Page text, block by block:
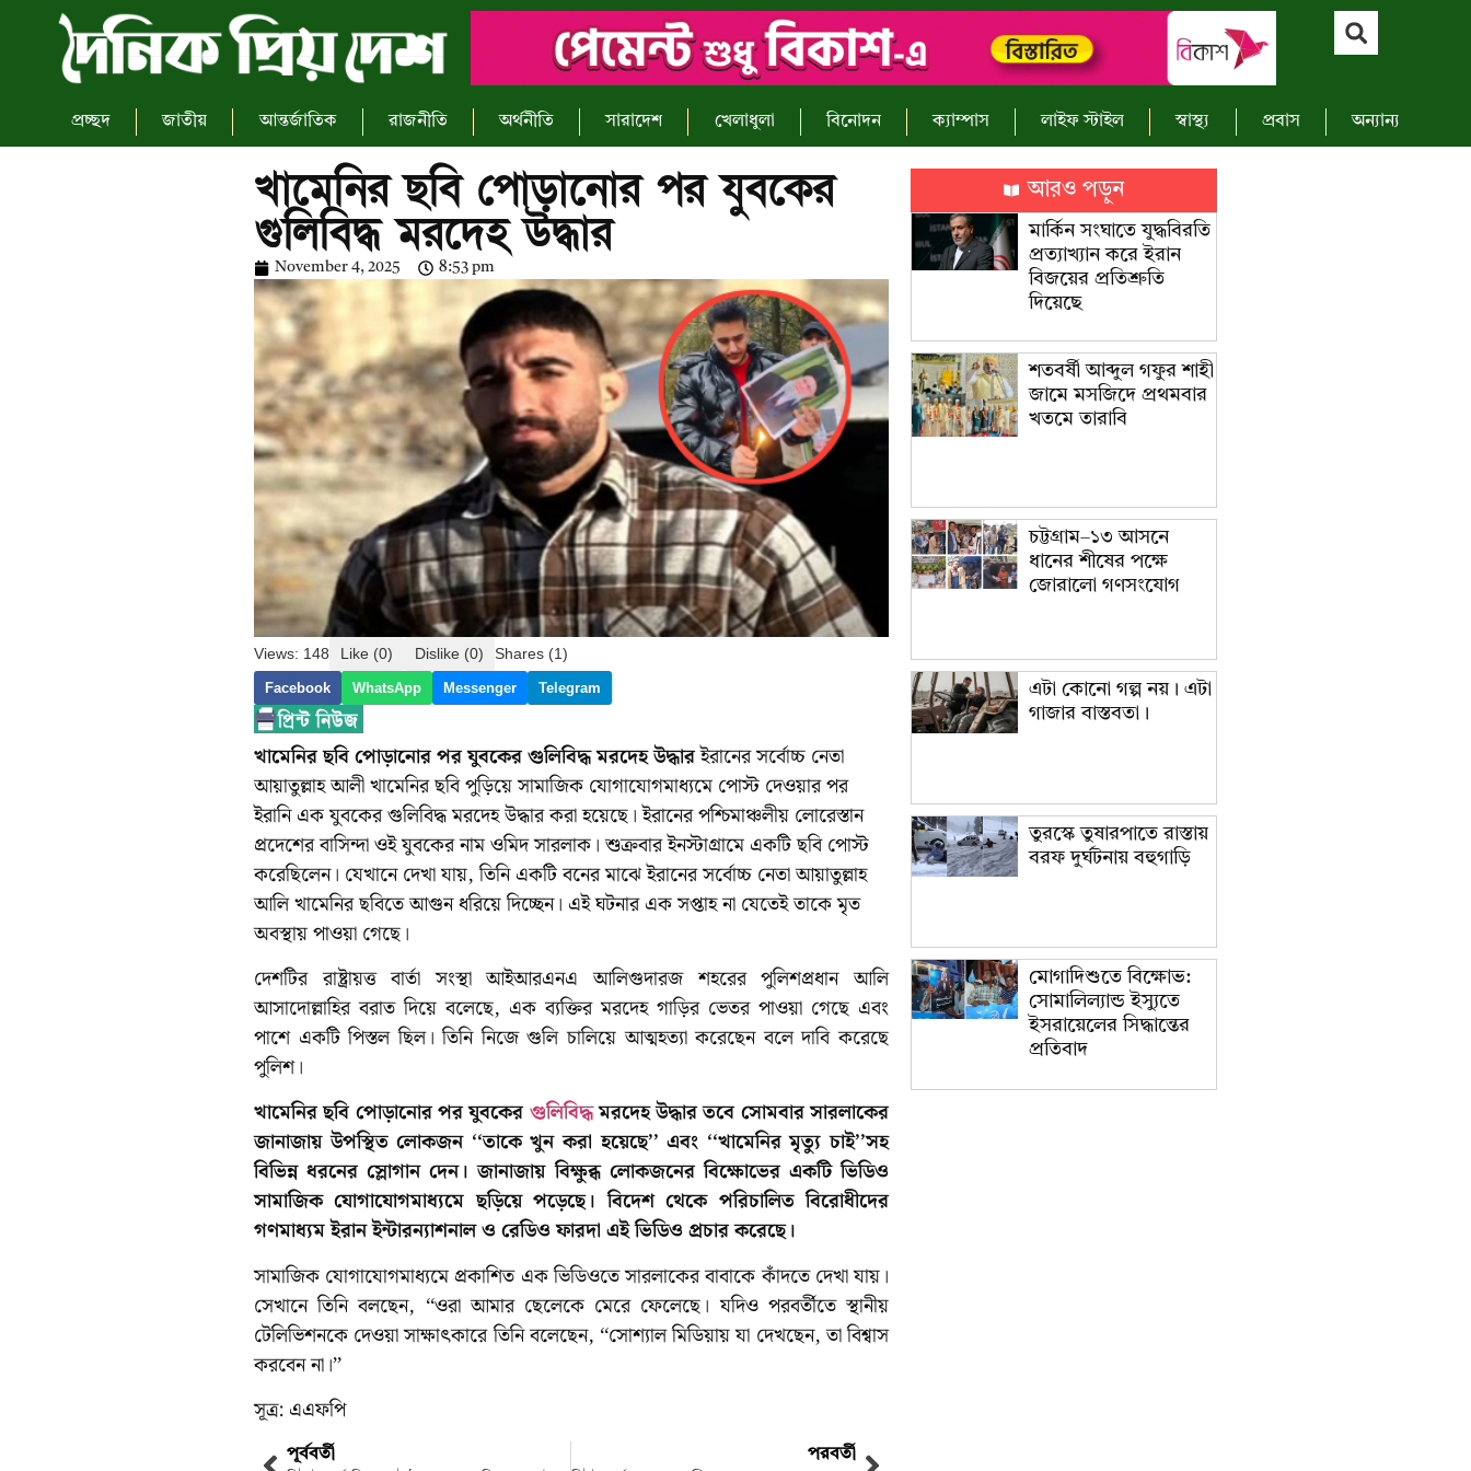
প্রচ্ছদ জাতীয় আন্তর্জাতিক রাজনীতি অর্থনীতি সারাদেশ খেলাধুলা বিনোদন ক্যাম্পাস লাইফ স্টাইল স্বাস্থ্য প্রবাস অন্যান্য
খামেনির ছবি পোড়ানোর পর যুবকের
গুলিবিদ্ধ মরদেহ উদ্ধার
November 4, 2025 8:53 pm
Views: 148 Like (0) Dislike (0) Shares (1)
Facebook WhatsApp Messenger Telegram
খামেনির ছবি পোড়ানোর পর যুবকের গুলিবিদ্ধ মরদেহ উদ্ধারইরানের সর্বোচ্চ নেতা
আয়াতুল্লাহ আলী খামেনির ছবি পুড়িয়ে সামাজিক যোগাযোগমাধ্যমে পোস্ট দেওয়ার পর
ইরানি এক যুবকের গুলিবিদ্ধ মরদেহ উদ্ধার করা হয়েছে। ইরানের পশ্চিমাঞ্চলীয় লোরেস্তান
প্রদেশের বাসিন্দা ওই যুবকের নাম ওমিদ সারলাক। শুক্রবার ইনস্টাগ্রামে একটি ছবি পোস্ট
করেছিলেন। যেখানে দেখা যায়, তিনি একটি বনের মাঝে ইরানের সর্বোচ্চ নেতা আয়াতুল্লাহ
আলি খামেনির ছবিতে আগুন ধরিয়ে দিচ্ছেন। এই ঘটনার এক সপ্তাহ না যেতেই তাকে মৃত
অবস্থায় পাওয়া গেছে।
দেশটির রাষ্ট্রায়ত্ত বার্তা সংস্থা আইআরএনএ আলিগুদারজ শহরের পুলিশপ্রধান আলি
আসাদোল্লাহির বরাত দিয়ে বলেছে, এক ব্যক্তির মরদেহ গাড়ির ভেতর পাওয়া গেছে এবং
পাশে একটি পিস্তল ছিল। তিনি নিজে গুলি চালিয়ে আত্মহত্যা করেছেন বলে দাবি করেছে
পুলিশ।
খামেনির ছবি পোড়ানোর পর যুবকেরগুলিবিদ্ধমরদেহ উদ্ধার তবে সোমবার সারলাকের
জানাজায় উপস্থিত লোকজন ‌‘‘তাকে খুন করা হয়েছে’’ এবং ‘‘খামেনির মৃত্যু চাই’’সহ
বিভিন্ন ধরনের স্লোগান দেন। জানাজায় বিক্ষুব্ধ লোকজনের বিক্ষোভের একটি ভিডিও
সামাজিক যোগাযোগমাধ্যমে ছড়িয়ে পড়েছে। বিদেশ থেকে পরিচালিত বিরোধীদের
গণমাধ্যম ইরান ইন্টারন্যাশনাল ও রেডিও ফারদা এই ভিডিও প্রচার করেছে।
সামাজিক যোগাযোগমাধ্যমে প্রকাশিত এক ভিডিওতে সারলাকের বাবাকে কাঁদতে দেখা যায়।
সেখানে তিনি বলছেন, ‘‘ওরা আমার ছেলেকে মেরে ফেলেছে। যদিও পরবর্তীতে স্থানীয়
টেলিভিশনকে দেওয়া সাক্ষাৎকারে তিনি বলেছেন, ‘‘সোশ্যাল মিডিয়ায় যা দেখছেন, তা বিশ্বাস
করবেন না।’’
সূত্র: এএফপি
পূর্ববর্তী পরবর্তী
আরও পড়ুন
মার্কিন সংঘাতে যুদ্ধবিরতি
প্রত্যাখ্যান করে ইরান
বিজয়ের প্রতিশ্রুতি
দিয়েছে
শতবর্ষী আব্দুল গফুর শাহী
জামে মসজিদে প্রথমবার
খতমে তারাবি
চট্টগ্রাম–১৩ আসনে
ধানের শীষের পক্ষে
জোরালো গণসংযোগ
এটা কোনো গল্প নয়। এটা
গাজার বাস্তবতা।
তুরস্কে তুষারপাতে রাস্তায়
বরফ দুর্ঘটনায় বহুগাড়ি
মোগাদিশুতে বিক্ষোভ:
সোমালিল্যান্ড ইস্যুতে
ইসরায়েলের সিদ্ধান্তের
প্রতিবাদ